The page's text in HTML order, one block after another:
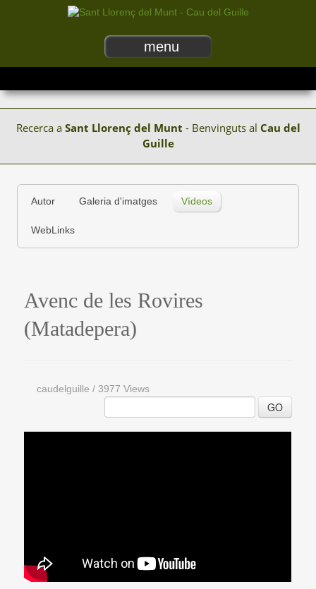
menu
Recerca a Sant Llorenç del Munt - Benvinguts al Cau del
Guille
Autor Galeria d'imatges Vídeos
WebLinks
Avenc de les Rovires
(Matadepera)
caudelguille / 3977 Views
GO